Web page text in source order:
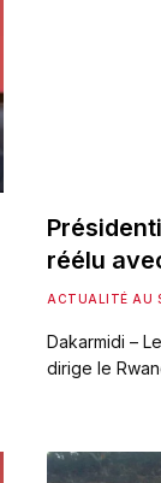
réélu
ACTUALITÉ AU
Dakarmidi –
dirige le